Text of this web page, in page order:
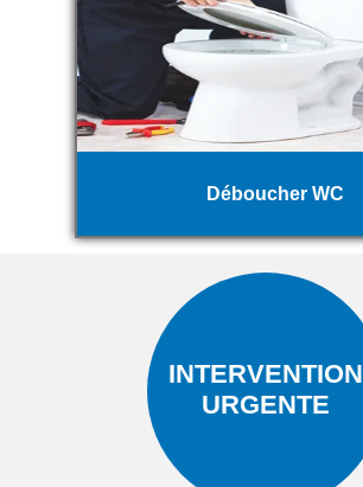
Déboucher WC
INTERVENTION
URGENTE